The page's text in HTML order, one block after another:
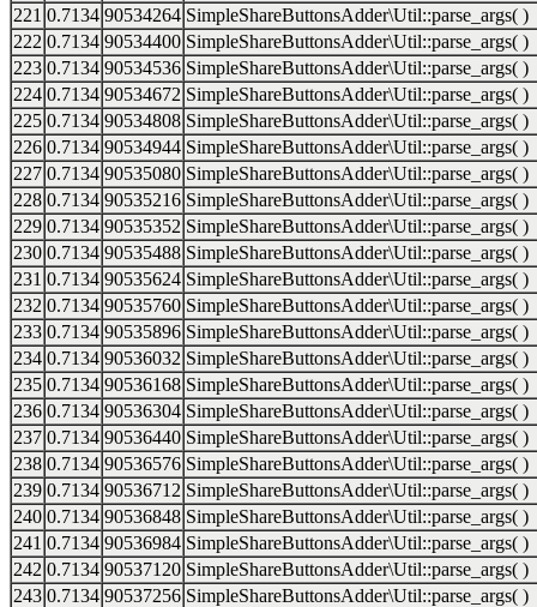
221 0.7134 90534264 SimpleShareButtonsAdder\Util::parse_args( )
222 0.7134 90534400 SimpleShareButtonsAdder\Util::parse_args( )
223 0.7134 90534536 SimpleShareButtonsAdder\Util::parse_args( )
224 0.7134 90534672 SimpleShareButtonsAdder\Util::parse_args( )
225 0.7134 90534808 SimpleShareButtonsAdder\Util::parse_args( )
226 0.7134 90534944 SimpleShareButtonsAdder\Util::parse_args( )
227 0.7134 90535080 SimpleShareButtonsAdder\Util::parse_args( )
228 0.7134 90535216 SimpleShareButtonsAdder\Util::parse_args( )
229 0.7134 90535352 SimpleShareButtonsAdder\Util::parse_args( )
230 0.7134 90535488 SimpleShareButtonsAdder\Util::parse_args( )
231 0.7134 90535624 SimpleShareButtonsAdder\Util::parse_args( )
232 0.7134 90535760 SimpleShareButtonsAdder\Util::parse_args( )
233 0.7134 90535896 SimpleShareButtonsAdder\Util::parse_args( )
234 0.7134 90536032 SimpleShareButtonsAdder\Util::parse_args( )
235 0.7134 90536168 SimpleShareButtonsAdder\Util::parse_args( )
236 0.7134 90536304 SimpleShareButtonsAdder\Util::parse_args( )
237 0.7134 90536440 SimpleShareButtonsAdder\Util::parse_args( )
238 0.7134 90536576 SimpleShareButtonsAdder\Util::parse_args( )
239 0.7134 90536712 SimpleShareButtonsAdder\Util::parse_args( )
240 0.7134 90536848 SimpleShareButtonsAdder\Util::parse_args( )
241 0.7134 90536984 SimpleShareButtonsAdder\Util::parse_args( )
242 0.7134 90537120 SimpleShareButtonsAdder\Util::parse_args( )
243 0.7134 90537256 SimpleShareButtonsAdder\Util::parse_args( )